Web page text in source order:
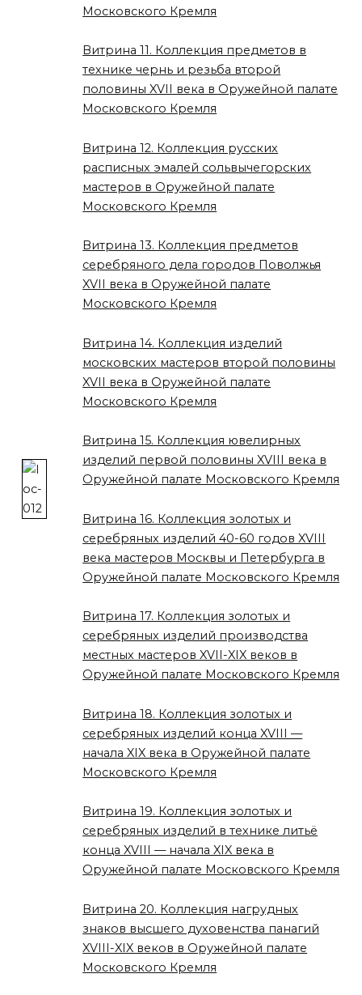
Московского Кремля
Витрина 11. Коллекция предметов в
технике чернь и резьба второй
половины XVII века в Оружейной палате
Московского Кремля
Витрина 12. Коллекция русских
расписных эмалей сольвычегорских
мастеров в Оружейной палате
Московского Кремля
Витрина 13. Коллекция предметов
серебряного дела городов Поволжья
XVII века в Оружейной палате
Московского Кремля
Витрина 14. Коллекция изделий
московских мастеров второй половины
XVII века в Оружейной палате
Московского Кремля
Витрина 15. Коллекция ювелирных
изделий первой половины XVIII века в
Оружейной палате Московского Кремля
Витрина 16. Коллекция золотых и
серебряных изделий 40-60 годов XVIII
века мастеров Москвы и Петербурга в
Оружейной палате Московского Кремля
Витрина 17. Коллекция золотых и
серебряных изделий производства
местных мастеров XVII-XIX веков в
Оружейной палате Московского Кремля
Витрина 18. Коллекция золотых и
серебряных изделий конца XVIII —
начала XIX века в Оружейной палате
Московского Кремля
Витрина 19. Коллекция золотых и
серебряных изделий в технике литьё
конца XVIII — начала XIX века в
Оружейной палате Московского Кремля
Витрина 20. Коллекция нагрудных
знаков высшего духовенства панагий
XVIII-XIX веков в Оружейной палате
Московского Кремля